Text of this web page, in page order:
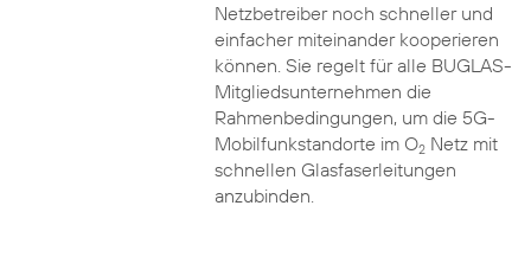
Netzbetreiber noch schneller und
einfacher miteinander kooperieren
können. Sie regelt für alle BUGLAS-
Mitgliedsunternehmen die
Rahmenbedingungen, um die 5G-
Mobilfunkstandorte im O2Netz mit
schnellen Glasfaserleitungen
anzubinden.